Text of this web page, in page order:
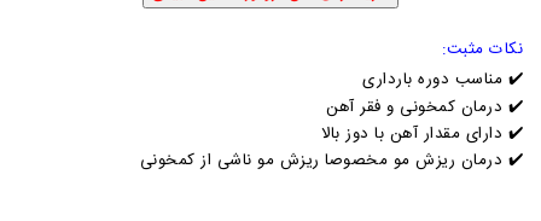
نکات مثبت:
✔️ مناسب دوره بارداری
✔️ درمان کمخونی و فقر آهن
✔️ دارای مقدار آهن با دوز بالا
✔️ درمان ریزش مو مخصوصا ریزش مو ناشی از کمخونی